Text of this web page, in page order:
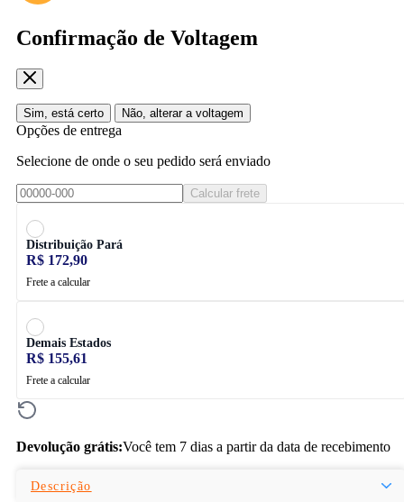
Confirmação de Voltagem
Sim, está certo Não, alterar a voltagem
Opções de entrega
Selecione de onde o seu pedido será enviado
Calcular frete
Distribuição Pará
R$ 172,90
Frete a calcular
Demais Estados
R$ 155,61
Frete a calcular
Devolução grátis:Você tem 7 dias a partir da data de recebimento
Descrição